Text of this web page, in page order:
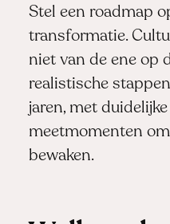
Stel een roadmap
transformatie.
niet van de ene op
realistische
jaren, met
meetmomenten
bewaken.